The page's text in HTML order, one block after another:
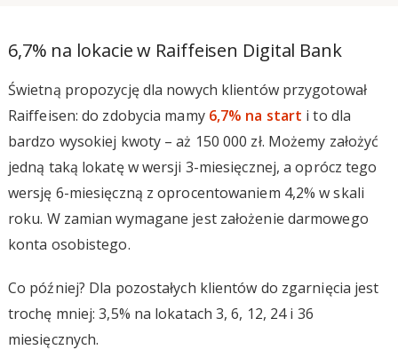
6,7% na lokacie w Raiffeisen Digital Bank
Świetną propozycję dla nowych klientów przygotował
Raiffeisen: do zdobycia mamy 6,7% na start i to dla
bardzo wysokiej kwoty – aż 150 000 zł. Możemy założyć
jedną taką lokatę w wersji 3-miesięcznej, a oprócz tego
wersję 6-miesięczną z oprocentowaniem 4,2% w skali
roku. W zamian wymagane jest założenie darmowego
konta osobistego.
Co później? Dla pozostałych klientów do zgarnięcia jest
trochę mniej: 3,5% na lokatach 3, 6, 12, 24 i 36
miesięcznych.